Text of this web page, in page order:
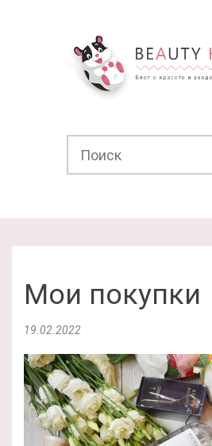
Мои покупки
19.02.2022